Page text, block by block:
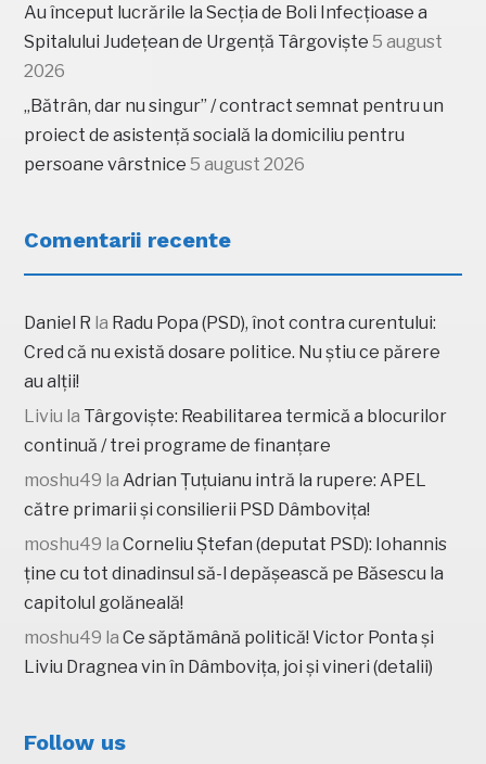
Au început lucrările la Secția de Boli Infecțioase a
Spitalului Județean de Urgență Târgoviște 5 august
2026
„Bătrân, dar nu singur” / contract semnat pentru un
proiect de asistență socială la domiciliu pentru
persoane vârstnice 5 august 2026
Comentarii recente
Daniel R la Radu Popa (PSD), înot contra curentului:
Cred că nu există dosare politice. Nu știu ce părere
au alții!
Liviu la Târgoviște: Reabilitarea termică a blocurilor
continuă / trei programe de finanțare
moshu49 la Adrian Țuțuianu intră la rupere: APEL
către primarii și consilierii PSD Dâmbovița!
moshu49 laCorneliu Ștefan (deputat PSD): Iohannis
ține cu tot dinadinsul să-l depășească pe Băsescu la
capitolul golăneală!
moshu49 laCe săptămână politică! Victor Ponta și
Liviu Dragnea vin în Dâmbovița, joi și vineri (detalii)
Follow us